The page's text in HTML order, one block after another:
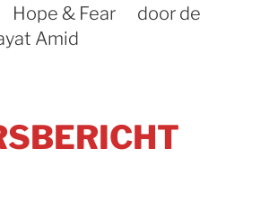
Hope & Fear door de
Amid